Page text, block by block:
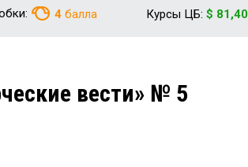
4 балла Курсы ЦБ: $
вести» № 5